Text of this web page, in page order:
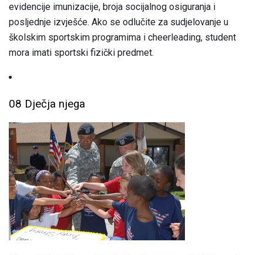
evidencije imunizacije, broja socijalnog osiguranja i
posljednje izvješće. Ako se odlučite za sudjelovanje u
školskim sportskim programima i cheerleading, student
mora imati sportski fizički predmet.
08 Dječja njega